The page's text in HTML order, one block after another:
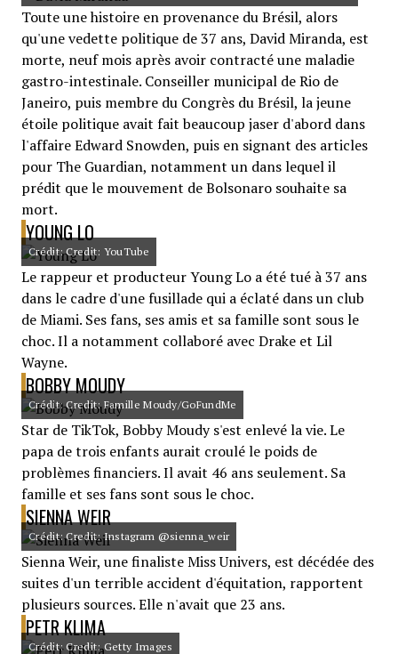
Toute une histoire en provenance du Brésil, alors
qu'une vedette politique de 37 ans, David Miranda, est
morte, neuf mois après avoir contracté une maladie
gastro-intestinale. Conseiller municipal de Rio de
Janeiro, puis membre du Congrès du Brésil, la jeune
étoile politique avait fait beaucoup jaser d'abord dans
l'affaire Edward Snowden, puis en signant des articles
pour The Guardian, notamment un dans lequel il
prédit que le mouvement de Bolsonaro souhaite sa
mort.
YOUNG LO
Crédit: Credit: YouTube
Le rappeur et producteur Young Lo a été tué à 37 ans
dans le cadre d'une fusillade qui a éclaté dans un club
de Miami. Ses fans, ses amis et sa famille sont sous le
choc. Il a notamment collaboré avec Drake et Lil
Wayne.
BOBBY MOUDY
Crédit: Credit: Famille Moudy/GoFundMe
Star de TikTok, Bobby Moudy s'est enlevé la vie. Le
papa de trois enfants aurait croulé le poids de
problèmes financiers. Il avait 46 ans seulement. Sa
famille et ses fans sont sous le choc.
SIENNA WEIR
Crédit: Credit: Instagram @sienna_weir
Sienna Weir, une finaliste Miss Univers, est décédée des
suites d'un terrible accident d'équitation, rapportent
plusieurs sources. Elle n'avait que 23 ans.
PETR KLIMA
Crédit: Credit: Getty Images